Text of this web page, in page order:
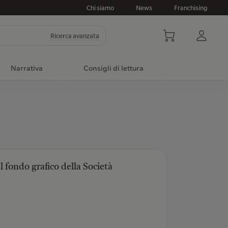
Chi siamo News Franchising
Ricerca avanzata
Narrativa Consigli di lettura
fondo grafico della Società